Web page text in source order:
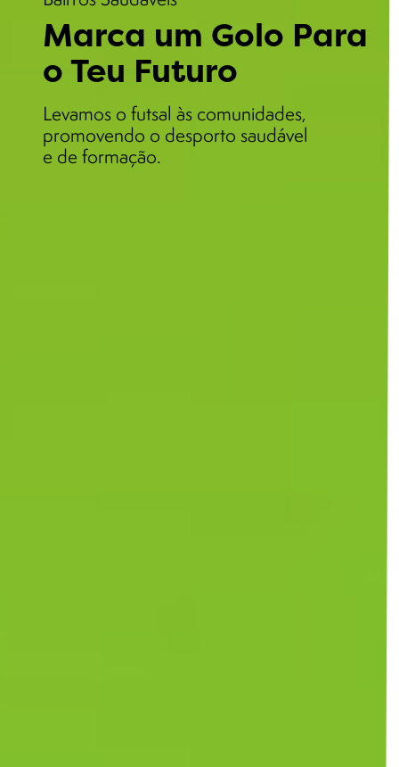
Marca um Golo Para
o Teu Futuro
Levamos o futsal às comunidades,
promovendo o desporto saudável
e de formação.